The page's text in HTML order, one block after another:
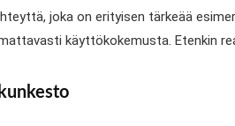
joka on erityisen tärkeää
käyttökokemusta. Etenkin